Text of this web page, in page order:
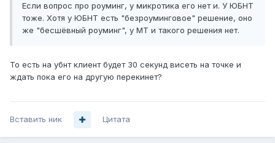
Если вопрос про роуминг, у микротика его нет и. У ЮБНТ
тоже. Хотя у ЮБНТ есть "безроуминговое" решение, оно
же "бесшёвный роуминг", у МТ и такого решения нет.
То есть на убнт клиент будет 30 секунд висеть на точке и
ждать пока его на другую перекинет?
Вставить ник Цитата